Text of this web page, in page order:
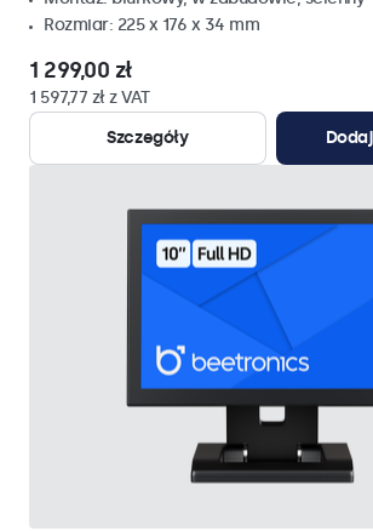
Rozmiar: 225 x 176 x 34 mm
1 299,00 zł
1 597,77 zł z VAT
Szczegóły